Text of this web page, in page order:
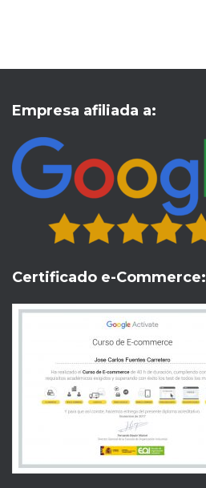
Empresa afiliada a:
Certificado e-Commerce: